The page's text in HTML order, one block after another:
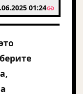
01:24